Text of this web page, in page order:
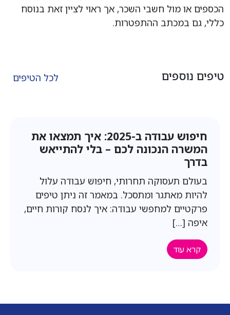
הכספים או מול חשבי השכר, אך ראוי לציין זאת בנוסח
כללי, גם במכתב ההתפטרות.
טיפים נוספים לכל הטיפים
חיפוש עבודה ב-2025: איך תמצאו את
המשרה הנכונה לכם – בלי להתייאש
בדרך
בעולם תעסוקה תחרותי, חיפוש עבודה עלול
להיות מאתגר ומתסכל. במאמר זה ניתן טיפים
פרקטיים למחפשי עבודה: איך לנסח קורות חיים,
איפה […]
קרא עוד